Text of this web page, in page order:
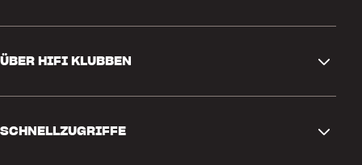
Rückgabe und Reklamation
Bestellung widerrufen
ÜBER HIFI KLUBBEN
SCHNELLZUGRIFFE